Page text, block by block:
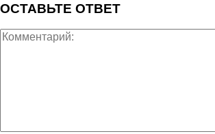
ОСТАВЬТЕ ОТВЕТ